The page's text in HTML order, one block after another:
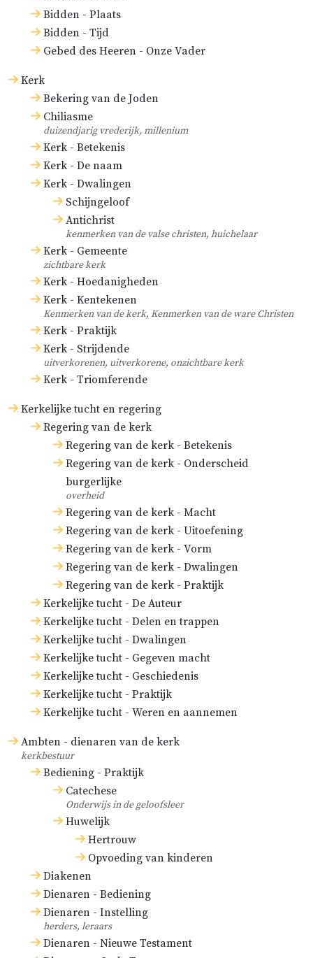
Bidden - Plaats
Bidden - Tijd
Gebed des Heeren - Onze Vader
Kerk
Bekering van de Joden
Chiliasme
duizendjarig vrederijk, millenium
Kerk - Betekenis
Kerk - De naam
Kerk - Dwalingen
Schijngeloof
Antichrist
kenmerken van de valse christen, huichelaar
Kerk - Gemeente
zichtbare kerk
Kerk - Hoedanigheden
Kerk - Kentekenen
Kenmerken van de kerk, Kenmerken van de ware Christen
Kerk - Praktijk
Kerk - Strijdende
uitverkorenen, uitverkorene, onzichtbare kerk
Kerk - Triomferende
Kerkelijke tucht en regering
Regering van de kerk
Regering van de kerk - Betekenis
Regering van de kerk - Onderscheid
burgerlijke
overheid
Regering van de kerk - Macht
Regering van de kerk - Uitoefening
Regering van de kerk - Vorm
Regering van de kerk - Dwalingen
Regering van de kerk - Praktijk
Kerkelijke tucht - De Auteur
Kerkelijke tucht - Delen en trappen
Kerkelijke tucht - Dwalingen
Kerkelijke tucht - Gegeven macht
Kerkelijke tucht - Geschiedenis
Kerkelijke tucht - Praktijk
Kerkelijke tucht - Weren en aannemen
Ambten - dienaren van de kerk
kerkbestuur
Bediening - Praktijk
Catechese
Onderwijs in de geloofsleer
Huwelijk
Hertrouw
Opvoeding van kinderen
Diakenen
Dienaren - Bediening
Dienaren - Instelling
herders, leraars
Dienaren - Nieuwe Testament